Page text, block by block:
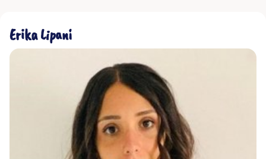
Les organes sociaux
Code Éthique
Erika Lipani